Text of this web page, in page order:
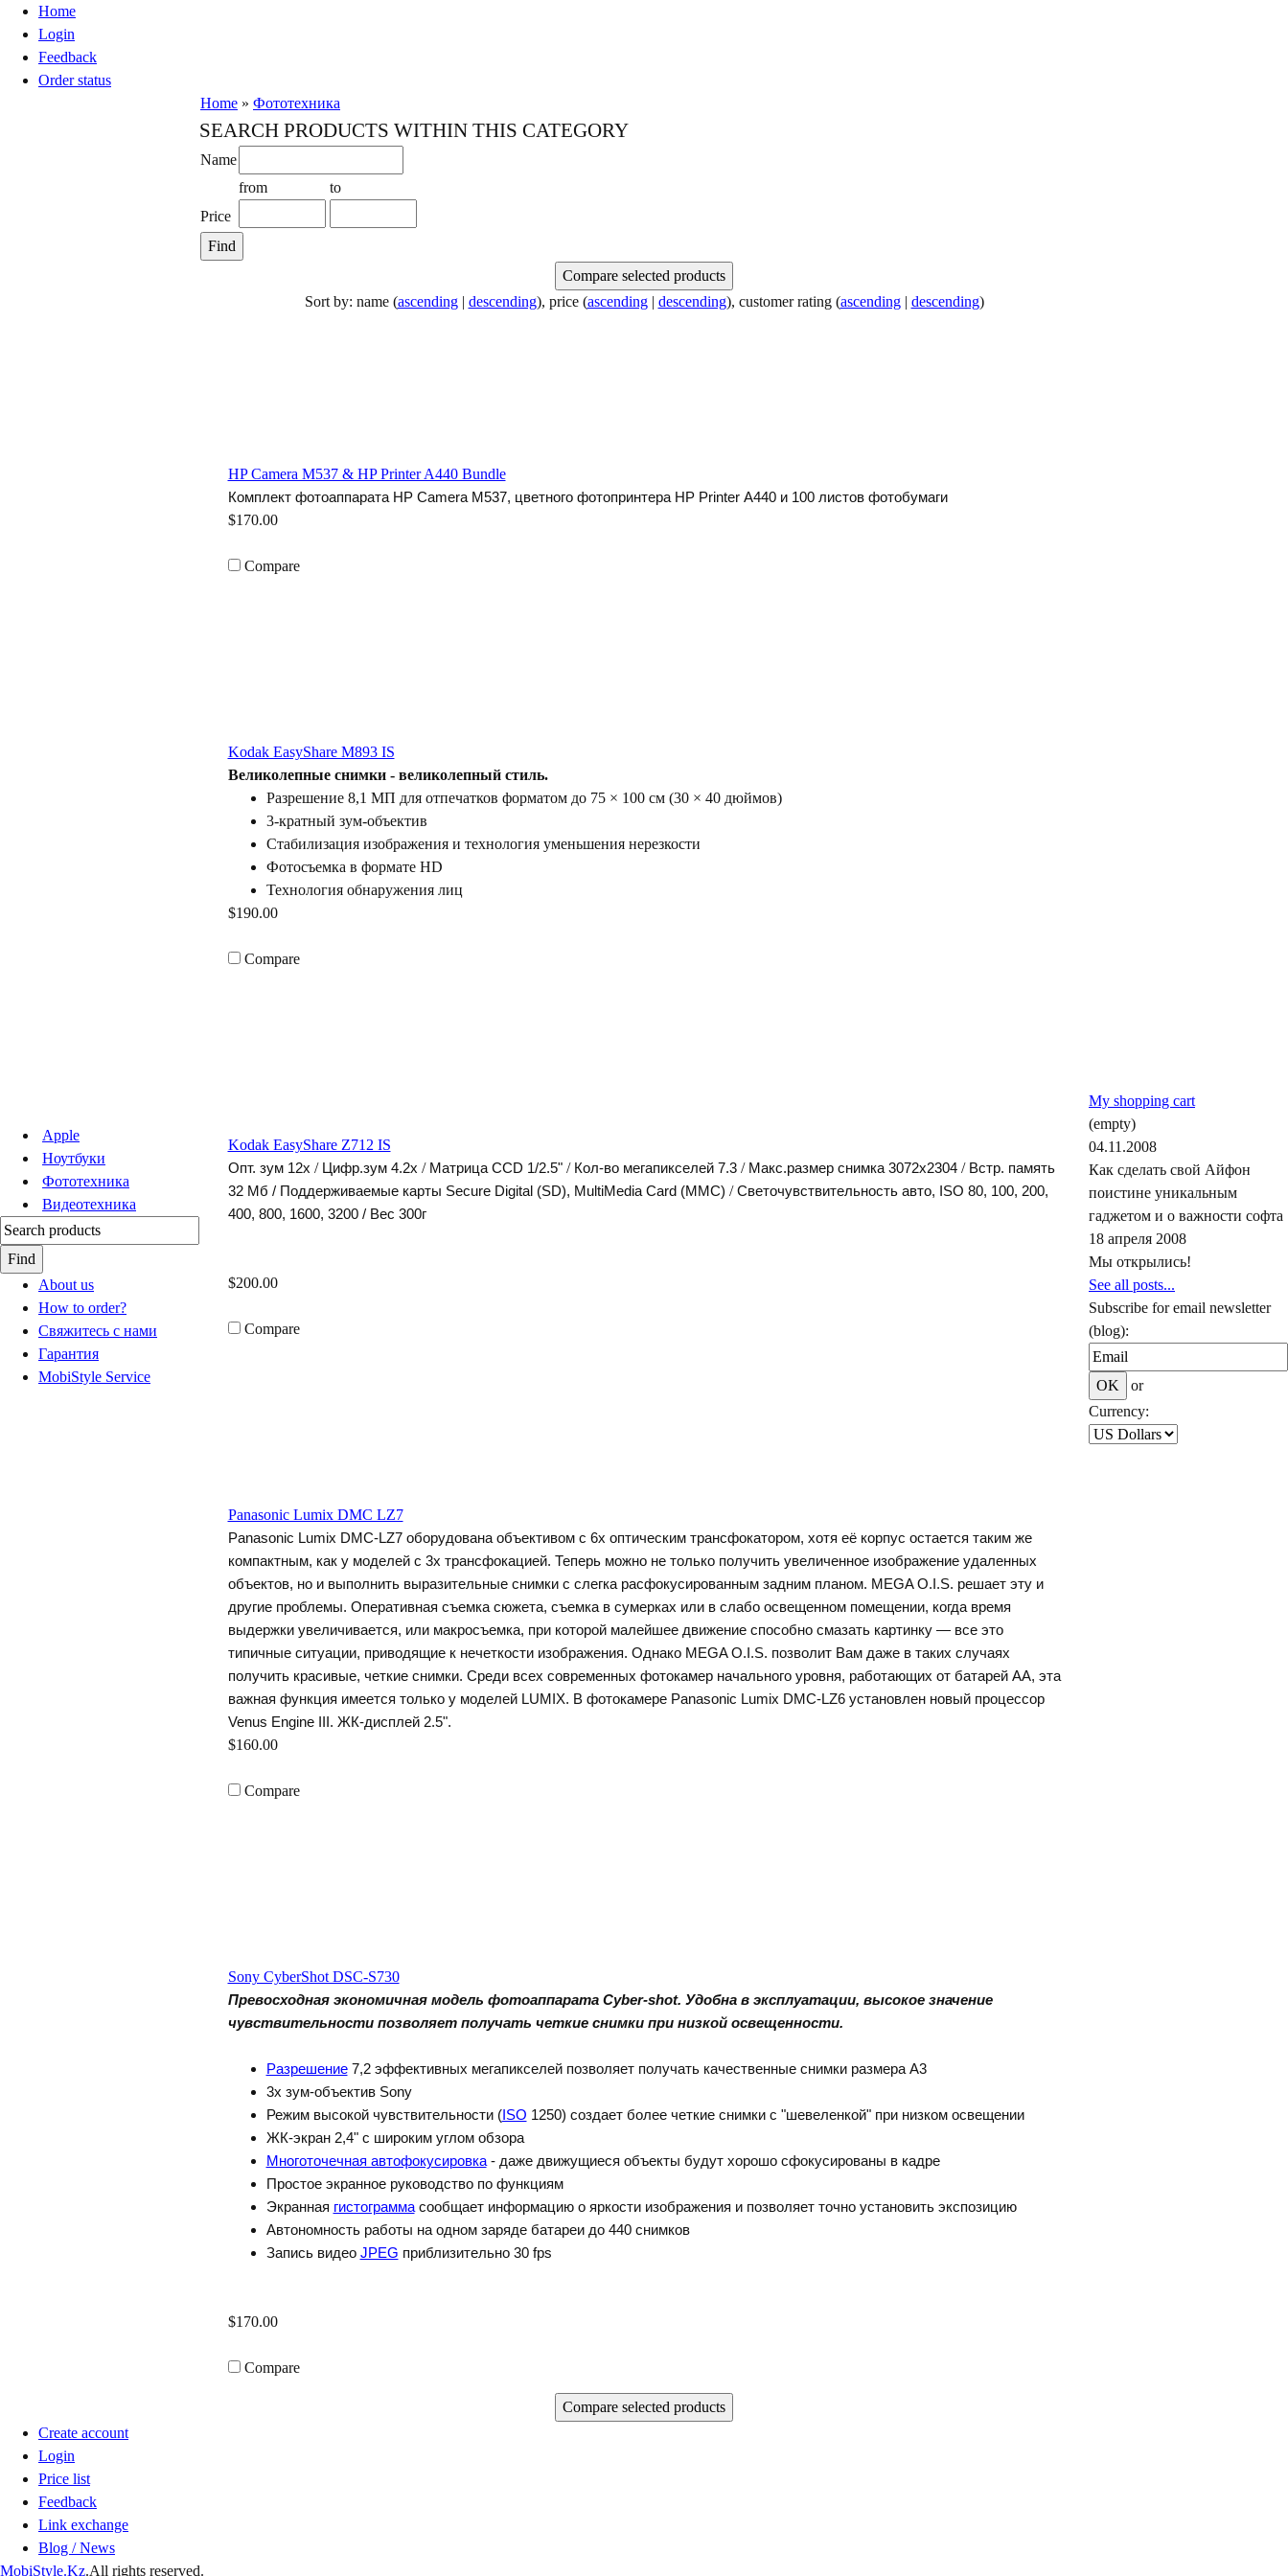
Home
Login
Feedback
Order status
Apple
Ноутбуки
Фототехника
идеотехника
About us
How to order?
Свяжитесь с нами
Гарантия
MobiStyle Service
Home » Фототехника
SEARCH PRODUCTS WITHIN THIS CATEGORY
Name
Price
from to
Sort by: name (ascending| descending), price (ascending| descending), customer rating (ascending| descending)
HP Camera M537 & HP Printer A440 Bundle
Комплект фотоаппарата HP Camera M537, цветного фотопринтера HP Printer A440 и 100 листов фотобумаги
$170.00
Compare
Kodak EasyShare M893 IS
еликолепные снимки - великолепный стиль.
Разрешение 8,1 МП для отпечатков форматом до 75 × 100 см (30 × 40 дюймов)
3-кратный зум-объекти
Стабилизация изображения и технология уменьшения нерезкости
Фотосъемка в формате HD
Технология обнаружения лиц
$190.00
Compare
Kodak EasyShare Z712 IS
Опт. зум 12х / Цифр.зум 4.2х / Матрица CCD 1/2.5"/ Кол-во мегапикселей 7.3/ Макс.размер снимка 3072x2304/ стр. память
32 Мб / Поддерживаемые карты Secure Digital (SD), MultiMedia Card (MMC) /Светочувствительность авто, ISO 80, 100, 200,
400, 800, 1600, 3200 / ес 300
$200.00
Compare
Panasonic Lumix DMC LZ7
Panasonic Lumix DMC-LZ7 оборудована объективом с 6х оптическим трансфокатором, хотя её корпус остается таким же
компактным, как у моделей с 3х трансфокацией. Теперь можно не только получить увеличенное изображение удаленных
объектов, но и выполнить выразительные снимки с слегка расфокусированным задним планом. MEGA O.I.S. решает эту и
другие проблемы. Оперативная съемка сюжета, съемка в сумерках или в слабо освещенном помещении, когда время
ыдержки увеличивается, или макросъемка, при которой малейшее движение способно смазать картинку — все это
типичные ситуации, приводящие к нечеткости изображения. Однако MEGA O.I.S. позволит Вам даже в таких случаях
получить красивые, четкие снимки. Среди всех современных фотокамер начального уровня, работающих от батарей АА, эта
ажная функция имеется только у моделей LUMIX. В фотокамере Panasonic Lumix DMC-LZ6 установлен новый процессор
Venus Engine III. ЖК-дисплей 2.5".
$160.00
Compare
Sony CyberShot DSC-S730
Превосходная экономичная модель фотоаппарата Cyber-shot. Удобна в эксплуатации, высокое значение
чувствительности позволяет получать четкие снимки при низкой освещенности.
Разрешение 7,2 эффективных мегапикселей позволяет получать качественные снимки размера A3
3x зум-объекти Sony
Режим высокой чувствительности (ISO 1250) создает более четкие снимки с "шевеленкой" при низком освещении
ЖК-экран 2,4" с широким углом обзора
Многоточечная автофокусировка - даже движущиеся объекты будут хорошо сфокусированы в кадре
Простое экранное руководство по функциям
Экранная истограмма сообщает информацию о яркости изображения и позволяет точно установить экспозицию
Автономность работы на одном заряде батареи до 440 снимко
Запись видео JPEG приблизительно 30 fps
$170.00
Compare
My shopping cart
(empty)
04.11.2008
Как сделать свой Айфон
поистине уникальным
аджетом и о важности софта
18 апреля 2008
Мы открылись!
See all posts...
Subscribe for email newsletter
(blog):
or
Currency:
Create account
Login
Price list
Feedback
Link exchange
Blog / News
MobiStyle.Kz.All rights reserved.